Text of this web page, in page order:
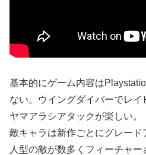
基本的にゲーム内容は
ない。ウイングダイバーでレ
ヤマアラシアタックが楽しい。
敵キャラは新作ごとにグレード
人型の敵が数多くフィーチャ